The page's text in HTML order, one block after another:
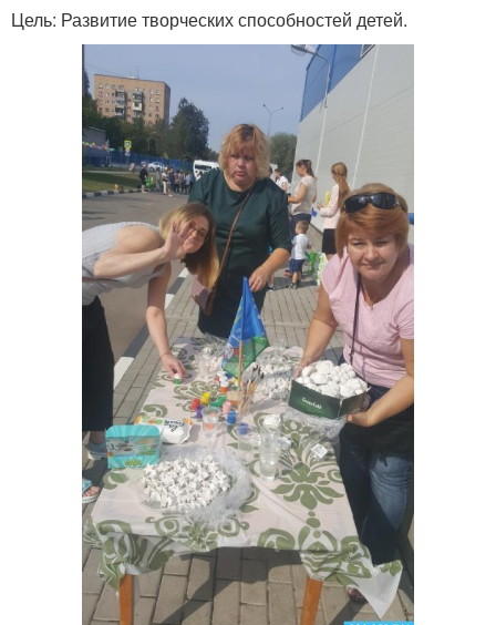
Цель: Развитие творческих способностей детей.